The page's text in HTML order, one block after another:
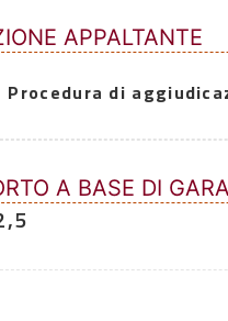
APPALTANTE
Procedura di
A BASE DI